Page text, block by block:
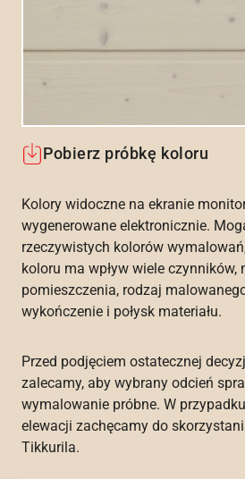
Pobierz próbkę koloru
Kolory widoczne na ekranie
wygenerowane elektronicznie.
rzeczywistych kolorów
koloru ma wpływ wiele czynników,
pomieszczenia, rodzaj
wykończenie i połysk materiału.
Przed podjęciem ostatecznej
zalecamy, aby wybrany odcień
wymalowanie próbne. W
elewacji zachęcamy do
Tikkurila.